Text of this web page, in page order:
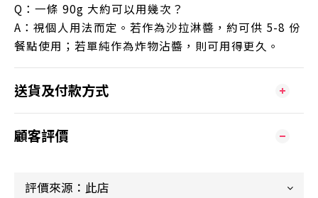
Q：一條 90g 大約可以用幾次？
A：視個人用法而定。若作為沙拉淋醬，約可供 5-8 份
餐點使用；若單純作為炸物沾醬，則可用得更久。
送貨及付款方式
顧客評價